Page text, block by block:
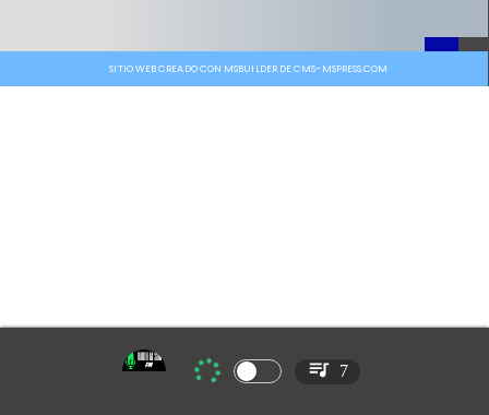
SITIO WEB CREADO CON MSBUILDER DE CMS-MSPRESS.COM
7